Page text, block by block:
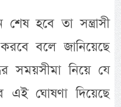
হবে তা সন্ত্রাসী
বলে জানিয়েছে
সময়সীমা নিয়ে যে
এই ঘোষণা দিয়েছে